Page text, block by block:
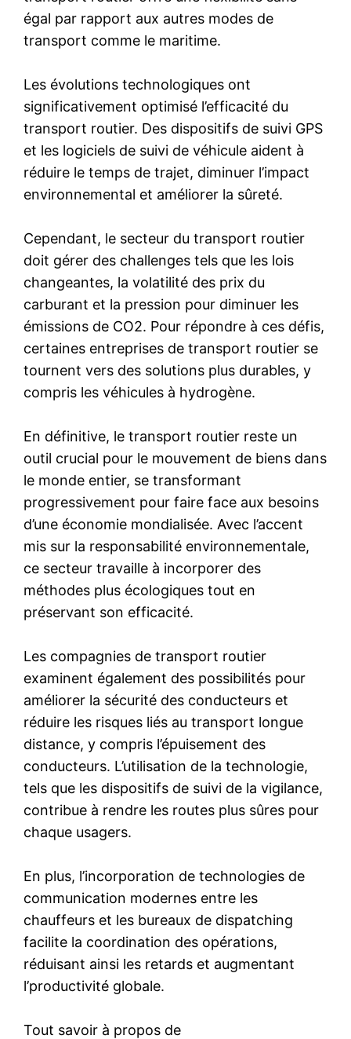
égal par rapport aux autres modes de
transport comme le maritime.
Les évolutions technologiques ont
significativement optimisé l’efficacité du
transport routier. Des dispositifs de suivi GPS
et les logiciels de suivi de véhicule aident à
réduire le temps de trajet, diminuer l’impact
environnemental et améliorer la sûreté.
Cependant, le secteur du transport routier
doit gérer des challenges tels que les lois
changeantes, la volatilité des prix du
carburant et la pression pour diminuer les
émissions de CO2. Pour répondre à ces défis,
certaines entreprises de transport routier se
tournent vers des solutions plus durables, y
compris les véhicules à hydrogène.
En définitive, le transport routier reste un
outil crucial pour le mouvement de biens dans
le monde entier, se transformant
progressivement pour faire face aux besoins
d’une économie mondialisée. Avec l’accent
mis sur la responsabilité environnementale,
ce secteur travaille à incorporer des
méthodes plus écologiques tout en
préservant son efficacité.
Les compagnies de transport routier
examinent également des possibilités pour
améliorer la sécurité des conducteurs et
réduire les risques liés au transport longue
distance, y compris l’épuisement des
conducteurs. L’utilisation de la technologie,
tels que les dispositifs de suivi de la vigilance,
contribue à rendre les routes plus sûres pour
chaque usagers.
En plus, l’incorporation de technologies de
communication modernes entre les
chauffeurs et les bureaux de dispatching
facilite la coordination des opérations,
réduisant ainsi les retards et augmentant
l’productivité globale.
Tout savoir à propos de